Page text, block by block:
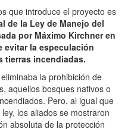
que introduce el proyecto es
de la Ley de Manejo del
por Máximo Kirchner en
evitar la especulación
tierras incendiadas.
la prohibición de
aquellos bosques nativos o
Pero, al igual que
los aliados se mostraron
absoluta de la protección